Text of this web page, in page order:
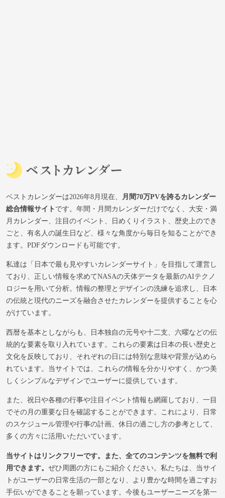
ベストカレンダーは2026年8月現在、
月間70万PVを誇るカレンダー
総合情報サイトです。年間・月間カレンダーだけでなく、大安・満
月カレンダー、注目のイベント、日めくりイラスト、歴史上のでき
ごと、有名人の誕生日など、様々な角度から毎日を知ることができ
ます。PDFダウンロードも可能です。
私達は「日本で最も見やすいカレンダーサイト」を目指して運営し
ており、正しい情報を求めてNASAの天体データを最新のAIテクノ
ロジーを用いて分析。情報の整理とデザインの洗練を追求し、日本
の伝統と現代のニーズを融合させたカレンダーを提供することを心
がけています。
西暦を基本としながらも、日本独自の元号や十二支、六曜などの伝
統的な要素を取り入れています。これらの要素は日本の長い歴史と
文化を反映しており、それぞれの日には特別な意味や背景が込めら
れています。当サイトでは、これらの情報を分かりやすく、かつ美
しくシンプルなデザインでユーザーに提供しています。
また、祝日や各種の行事や注目イベント情報も網羅しており、一目
でその月の重要な日を確認することができます。これにより、日常
のスケジュール管理や行事の計画、休日の過ごし方の参考として、
多くの方々に活用いただいています。
当サイトはリンクフリーです。また、全てのコンテンツを無料で利
用できます。 ぜひ周囲の方にもご紹介ください。私たちは、当サイ
トがユーザーの日常生活の一部となり、より豊かな時間を過ごすお
手伝いができることを願っています。今後もユーザーニーズを第一